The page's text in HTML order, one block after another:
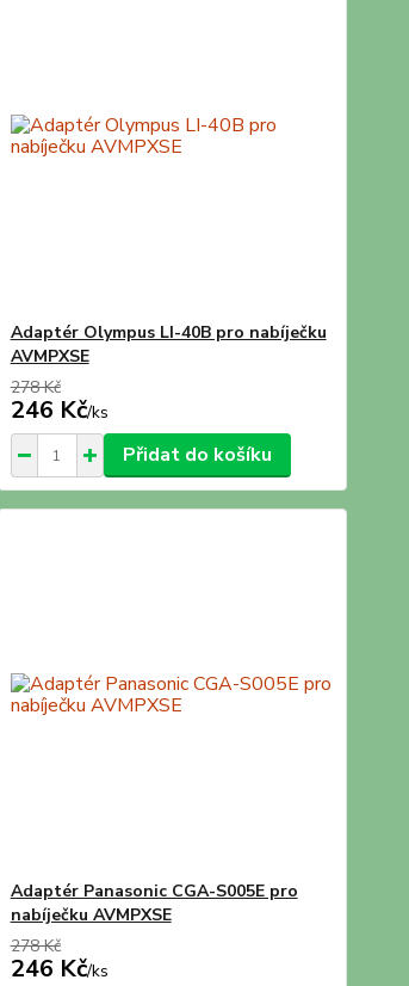
Adaptér Olympus LI-40B pro nabíječku
AVMPXSE
278 Kč
246 Kč/ks
Přidat do košíku
Adaptér Panasonic CGA-S005E pro
nabíječku AVMPXSE
278 Kč
246 Kč/ks